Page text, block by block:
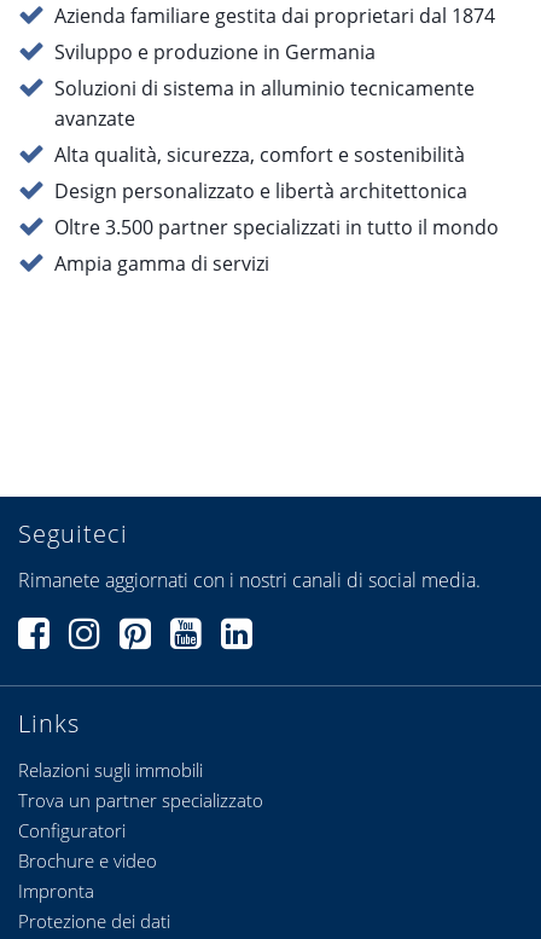
Azienda familiare gestita dai proprietari dal 1874
Sviluppo e produzione in Germania
Soluzioni di sistema in alluminio tecnicamente
avanzate
Alta qualità, sicurezza, comfort e sostenibilità
Design personalizzato e libertà architettonica
Oltre 3.500 partner specializzati in tutto il mondo
Ampia gamma di servizi
Links
Relazioni sugli immobili
Trova un partner specializzato
Configuratori
Brochure e video
Seguiteci
Rimanete aggiornati con i nostri canali di social media.
Impronta
Protezione dei dati